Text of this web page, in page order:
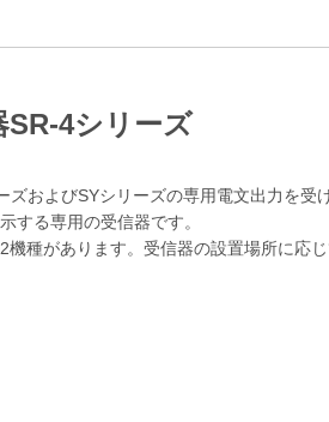
SR-4シリーズ
ズおよびSYシリーズの専用電文出力を受
する専用の受信器です。
機種があります。受信器の設置場所に応